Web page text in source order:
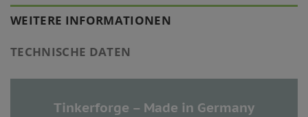
WEITERE INFORMATIONEN
TECHNISCHE DATEN
Tinkerforge – Made in Germany